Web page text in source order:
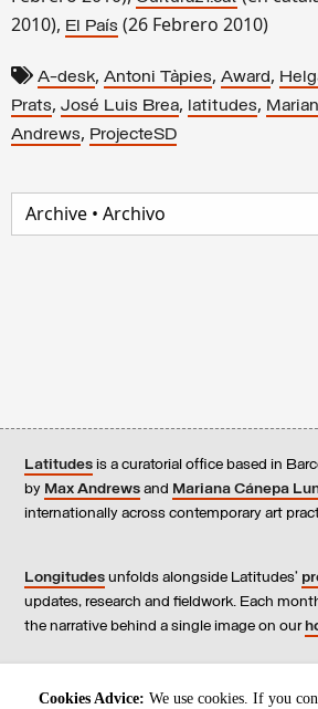
2010), El País (26 Febrero 2010)
A-desk, Antoni Tàpies, Award,
Prats, José Luis Brea, latitudes,
Andrews, ProjecteSD
Latitudes is a curatorial office based in
by Max Andrews and Mariana Cánepa
internationally across contemporary art
Longitudes unfolds alongside Latitudes’
updates, research and fieldwork. Each
the narrative behind a single image on our
Contact us, subscribe to our newsletters
,
Cookies Advice: We use cookies. If you